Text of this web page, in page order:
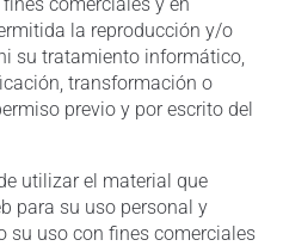
la reproducción y/o
su tratamiento informático,
transformación o
previo y por escrito del
utilizar el material que
para su uso personal y
su uso con fines comerciales